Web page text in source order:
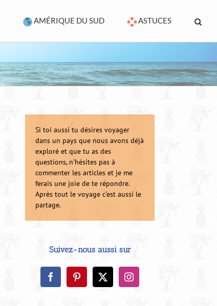
AMÉRIQUE DU SUD ASTUCES
Si toi aussi tu désires voyager
dans un pays que nous avons déjà
exploré et que tu as des
questions, n'hésites pas à
commenter les articles et je me
ferais une joie de te répondre.
Après tout le voyage c'est aussi le
partage.
Suivez-nous aussi sur